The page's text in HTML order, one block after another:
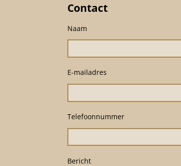
Contact
Naam
E-mailadres
Telefoonnummer
Bericht